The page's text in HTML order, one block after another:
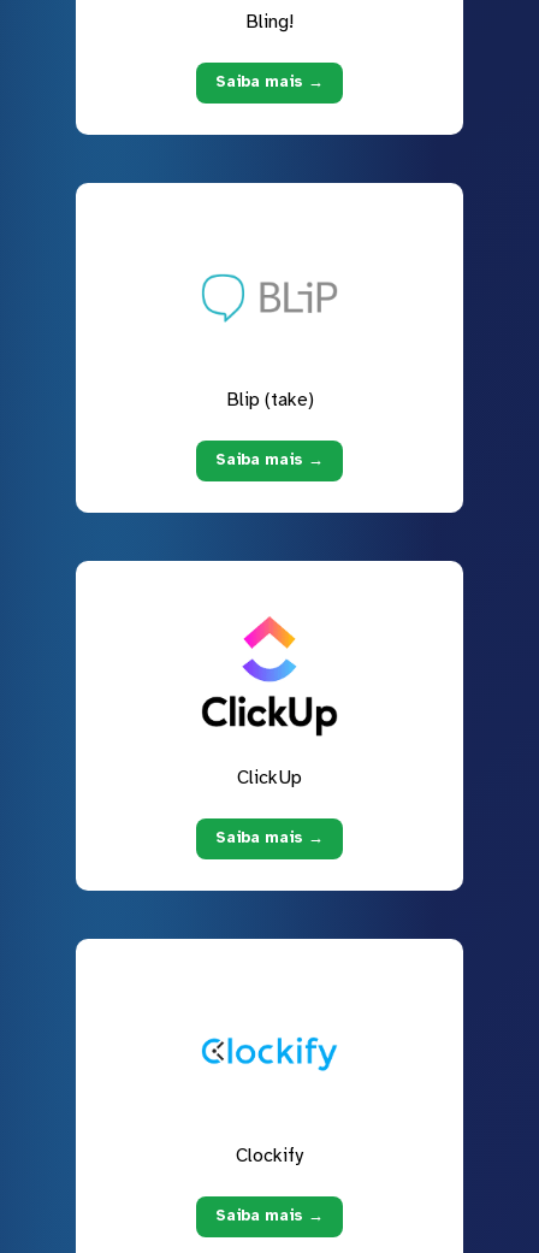
Bling!
Saiba mais →
Blip (take)
Saiba mais →
ClickUp
Saiba mais →
Clockify
Saiba mais →